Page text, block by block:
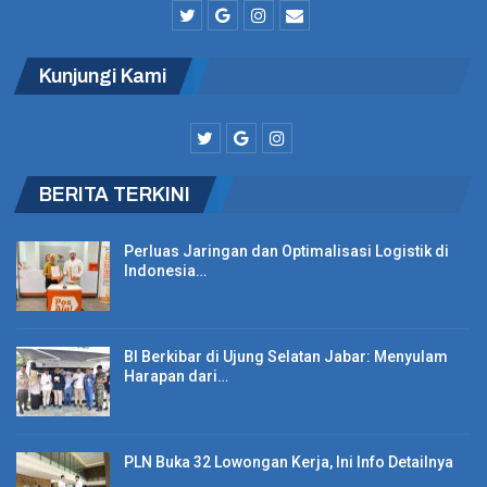
BERITA LAINNYA
Pegadaian Dorong Pertanian Organik; Jalan
Menuju Ketahanan…
Dengan Penawaran…
dengan Aksi…
Bappebti juga tidak menjalankan fungsi pengawasan preventif,
mengingat banyaknya nama perusahaan Pialang Berjangka yang
Kunjungi Kami
BERITA TERKINI
Perluas Jaringan dan Optimalisasi Logistik di
Indonesia…
BI Berkibar di Ujung Selatan Jabar: Menyulam
Harapan dari…
PLN Buka 32 Lowongan Kerja, Ini Info Detailnya